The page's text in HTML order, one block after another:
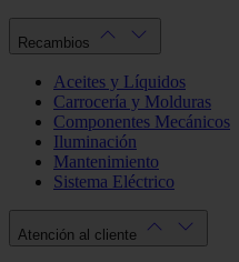
Recambios
Aceites y Líquidos
Carrocería y Molduras
Componentes Mecánicos
Iluminación
Mantenimiento
Sistema Eléctrico
Atención al cliente